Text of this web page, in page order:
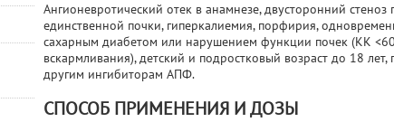
Ангионевротический отек в анамнезе, двусторонний
единственной почки, гиперкалиемия, порфирия,
сахарным диабетом или нарушением функции почек (КК
вскармливания), детский и подростковый возраст до 18
другим ингибиторам АПФ.
СПОСОБ ПРИМЕНЕНИЯ И ДОЗЫ